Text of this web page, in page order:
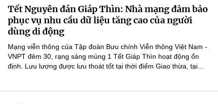
Email:stc@mst.gov.vn
©2026 Bản quyền thuộc Bộ Khoa Học và Công Nghệ
(Ghi rõ nguồn "https://mst.gov.vn" khi phát hành lại thông tin từ
website này)
Tết Nguyên đán Giáp Thìn: Nhà mạng đảm bảo
phục vụ nhu cầu dữ liệu tăng cao của người
dùng di động
Mạng viễn thông của Tập đoàn Bưu chính Viễn thông Việt Nam -
VNPT đêm 30, rạng sáng mùng 1 Tết Giáp Thìn hoạt động ổn
định. Lưu lượng được lưu thoát tốt tại thời điểm Giao thừa, tại...